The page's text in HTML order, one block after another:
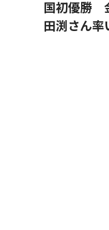
国初優勝
田渕さん率